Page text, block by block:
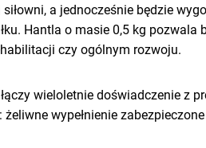
a jednocześnie będzie
Hantla o masie 0,5 kg
czy ogólnym rozwoju.
wieloletnie doświadczenie
wypełnienie